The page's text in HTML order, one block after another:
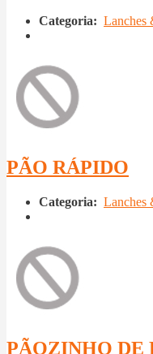
Categoria: Lanches
PÃO RÁPIDO
Categoria: Lanches
PÃOZINHO DE